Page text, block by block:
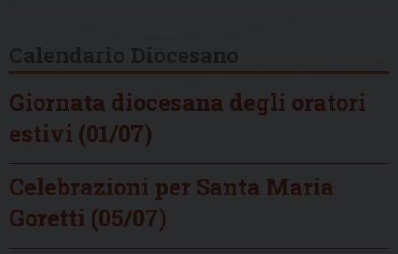
Giornata diocesana degli oratori
estivi (01/07)
Celebrazioni per Santa Maria
Goretti (05/07)